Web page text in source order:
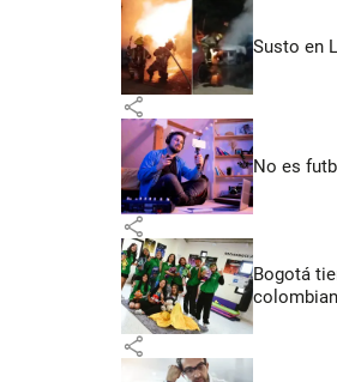
Susto en
share
No es
share
Bogotá
share